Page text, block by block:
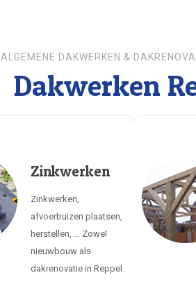
ALGEMENE DAKWERKEN &
Dakwerken
Zinkwerken
Zinkwerken,
afvoerbuizen plaatsen,
herstellen, ... Zowel
nieuwbouw als
dakrenovatie in Reppel.